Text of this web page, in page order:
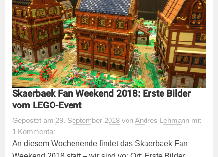
Skaerbaek Fan Weekend 2018: Erste Bilder
vom LEGO-Event
Gepostet am 29. September 2018 vonAndres Lehmann mit
1 Kommentar
An diesem Wochenende findet das Skaerbaek Fan